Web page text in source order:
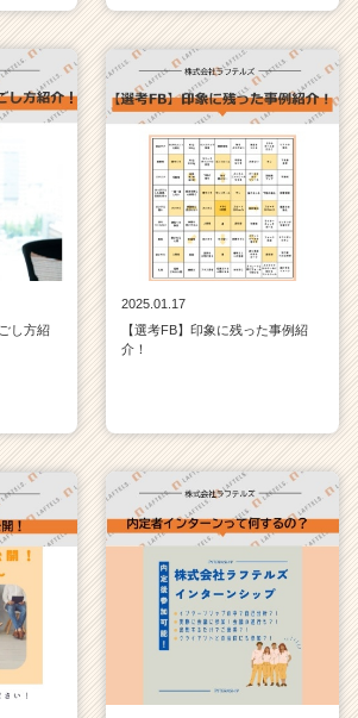
し方紹
2025.01.17
【選考FB】印象に残った事例紹
介！